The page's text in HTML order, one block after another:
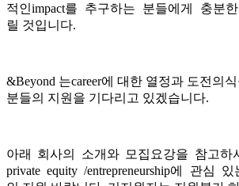
적인impact를 추구하는 분들에게 충분
릴 것입니다.
&Beyond 는career에 대한 열정과 도전의
분들의 지원을 기다리고 있겠습니다.
아래 회사의 소개와 모집요강을 참고하
private equity /entrepreneurship에 관심